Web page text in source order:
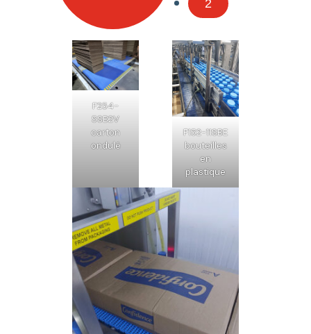
2
F254-
5SB2V
carton
ondulé
F152-11SBE
bouteilles
en
plastique